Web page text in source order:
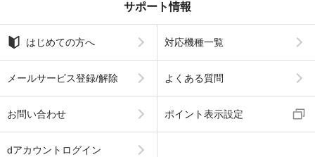
サポート情報
はじめての方へ 対応機種一覧
メールサービス登録/解除 よくある質問
お問い合わせ ポイント表示設定
dアカウントログイン